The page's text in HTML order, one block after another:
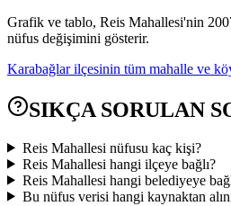
Grafik ve tablo, Reis Mahallesi'nin
nüfus değişimini gösterir.
Karabağlar ilçesinin tüm mahalle ve
SIKÇA SORULAN
Reis Mahallesi nüfusu kaç kişi?
Reis Mahallesi hangi ilçeye bağlı?
Reis Mahallesi hangi belediyeye
Bu nüfus verisi hangi kaynaktan